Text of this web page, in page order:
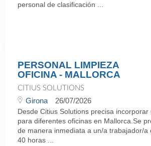
personal de clasificación ...
PERSONAL LIMPIEZA
OFICINA - MALLORCA
CITIUS SOLUTIONS
Girona 26/07/2026
Desde Citius Solutions precisa incorporar
para diferentes oficinas en Mallorca.Se
de manera inmediata a un/a trabajador/a
40 horas ...